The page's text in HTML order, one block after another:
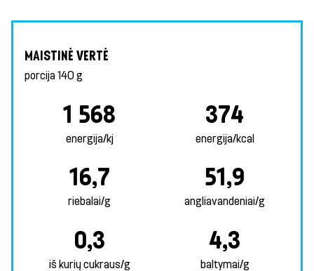
MAISTINĖ VERTĖ
porcija140 g
1 568
energija/kj
374
energija/kcal
16,7
riebalai/g
51,9
angliavandeniai/g
0,3
iš kurių cukraus/g
4,3
baltymai/g